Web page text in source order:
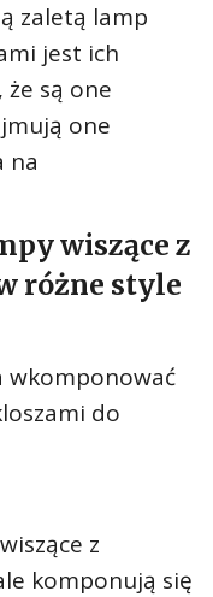
zaletą lamp
jest ich
są one
one
na
wiszące z
różne style
wkomponować
do
z
komponują się